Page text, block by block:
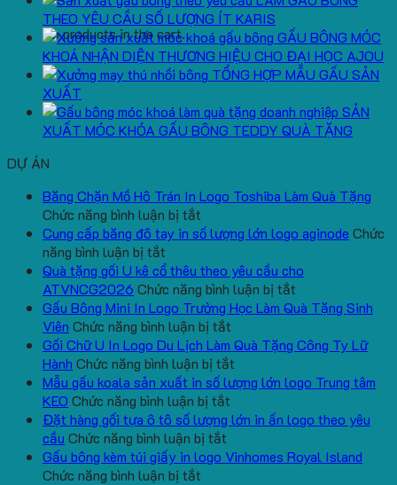
No products in the cart.
THEO YÊU CẦU SỐ LƯỢNG ÍT KARIS
GẤU BÔNG MÓC
KHOÁ NHẬN DIỆN THƯƠNG HIỆU CHO ĐẠI HỌC AJOU
TỔNG HỢP MẪU GẤU SẢN
XUẤT
SẢN
XUẤT MÓC KHÓA GẤU BÔNG TEDDY QUÀ TẶNG
DỰ ÁN
Băng Chặn Mồ Hô Trán In Logo Toshiba Làm Quà Tặng
Chức năng bình luận bị tắt
Băng
Mồ
Hô
Trán
In
Logo
Toshiba
Làm
Quà
Tặng
Cung cấp băng đô tay in số lượng lớn logo aginode Chức
năng bình luận bị tắt
Cung
cấp
băng
đô
tay
in
số
lượng
lớn
logo
aginode
Quà tặng gối U kê cổ thêu theo yêu cầu cho
ATVNCG2026 Chức năng bình luận bị tắt
Quà
gối
kê
thêu
yêu
Gấu Bông Mini In Logo Trường Học Làm Quà Tặng Sinh
Viên Chức năng bình luận bị tắt
Gấu
Bông
Mini
Logo
Học
Gối Chữ U In Logo Du Lịch Làm Quà Tặng Công Ty Lữ
Hành Chức năng bình luận bị tắt
Gối
U
Logo
Mẫu gấu koala sản xuất in số lượng lớn logo Trung tâm
KEO Chức năng bình luận bị tắt
Mẫu
koala
Đặt hàng gối tựa ô tô số lượng lớn in ấn logo theo yêu
cầu Chức năng bình luận bị tắt
Đặt
Gấu bông kèm túi giấy in logo Vinhomes Royal Island
Chức năng bình luận bị tắt